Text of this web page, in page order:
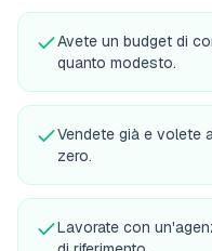
Avete un budget di
quanto modesto.
Vendete già e volete
zero.
Lavorate con